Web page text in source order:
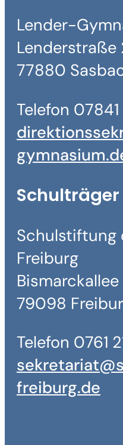
Lender-
Lenderstraße
77880
Telefon
Schulträger
Schulstiftung
Freiburg
Bismarckallee
79098
Telefon 0761
freiburg.de